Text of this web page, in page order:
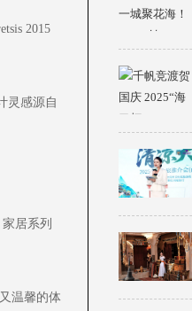
2015
灵感源自
居系列
温馨的体